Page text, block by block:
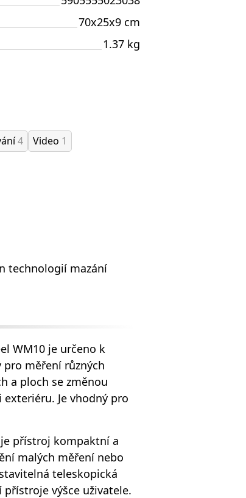
70x25x9 cm
1.37 kg
4 Video 1
technologií mazání
WM10 je určeno k
měření různých
a ploch se změnou
Je vhodný pro
přístroj kompaktní a
malých měření nebo
teleskopická
výšce uživatele.